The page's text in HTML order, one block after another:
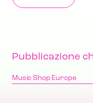
Pubblicazione
Music Shop Europe